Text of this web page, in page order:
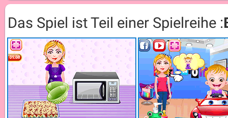
Das Spiel ist Teil einer Spielreihe :